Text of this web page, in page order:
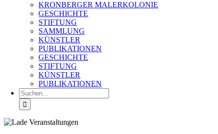
KRONBERGER MALERKOLONIE
GESCHICHTE
STIFTUNG
SAMMLUNG
KÜNSTLER
PUBLIKATIONEN
GESCHICHTE
STIFTUNG
KÜNSTLER
PUBLIKATIONEN
Suche
nach: